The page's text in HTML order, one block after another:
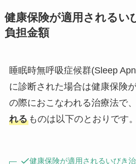
健康保険が適用されるい
負担金額
睡眠時無呼吸症候群(Sleep
に診断された場合は健康保険
の際におこなわれる治療法で、
れるものは以下のとおりです。
健康保険が適用されるいびき